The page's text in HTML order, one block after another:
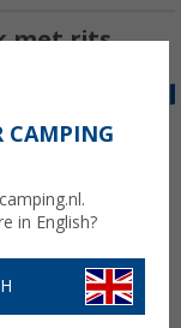
met rits
CAMPING
in English?